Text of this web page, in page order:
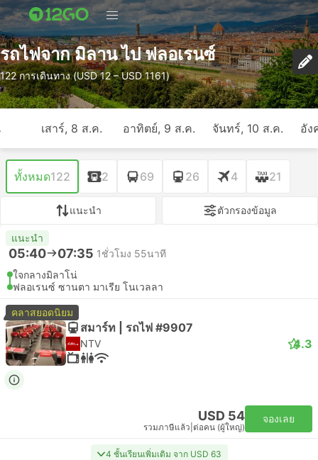
รถไฟจาก มิลาน ไป ฟลอเรนซ์
122 การเดินทาง (USD 12 – USD 1161)
เสาร์, 8 ส.ค. อาทิตย์, 9 ส.ค. จันทร์, 10 ส.ค. อัง
ทั้งหมด122 2 69 26 4 21
แนะนำ ตัวกรองข้อมูล
แนะนำ
05:40 07:35 1ชั่วโมง 55นาที
ใจกลางมิลาโน่
ฟลอเรนซ์ ซานตา มาเรีย โนเวลลา
คลาสยอดนิยม
สมาร์ท | รถไฟ #9907
NTV 4.3
USD 54
รวมภาษีแล้ว ต่อคน (ผู้ใหญ่)
จองเลย
4 ชั้นเรียนเพิ่มเติม จาก USD 63